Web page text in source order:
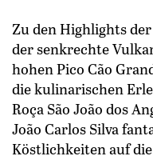
Zu den Highlights
der senkrechte
hohen Pico Cão
die kulinarischen
Roça São João dos
João Carlos Silva
Köstlichkeiten auf